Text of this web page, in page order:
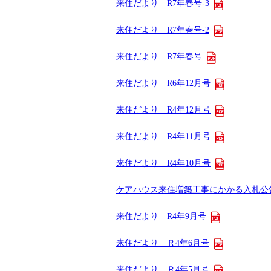
来住だより R7年春号-3
来住だより R7年春号-2
来住だより R7年春号
来住だより R6年12月号
来住だより R4年12月号
来住だより R4年11月号
来住だより R4年10月号
ケアハウス来住増築工事にかかる入札公
来住だより R4年9月号
来住だより Ｒ4年6月号